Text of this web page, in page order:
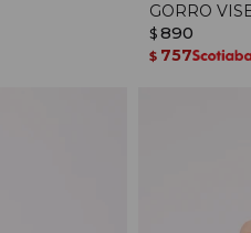
GORRO
$ 890
$ 757